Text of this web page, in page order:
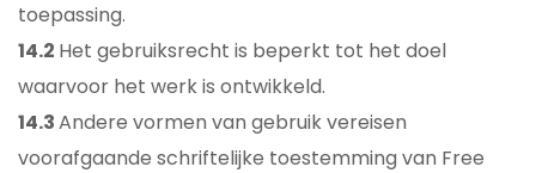
toepassing.
14.2 Het gebruiksrecht is beperkt tot het doel
waarvoor het werk is ontwikkeld.
14.3Andere vormen van gebruik vereisen
voorafgaande schriftelijke toestemming van Free